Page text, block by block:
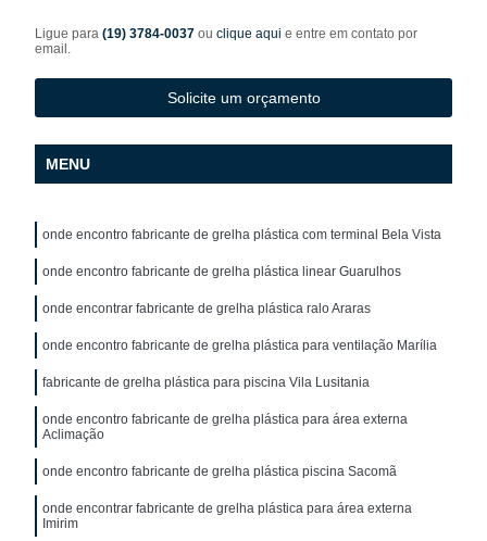
Ligue para(19) 3784-0037ouclique aqui e entre em contato por
email.
Solicite um orçamento
MENU
onde encontro fabricante de grelha plástica com terminal Bela Vista
onde encontro fabricante de grelha plástica linear Guarulhos
onde encontrar fabricante de grelha plástica ralo Araras
onde encontro fabricante de grelha plástica para ventilação Marília
fabricante de grelha plástica para piscina Vila Lusitania
onde encontro fabricante de grelha plástica para área externa
Aclimação
onde encontro fabricante de grelha plástica piscina Sacomã
onde encontrar fabricante de grelha plástica para área externa
Imirim